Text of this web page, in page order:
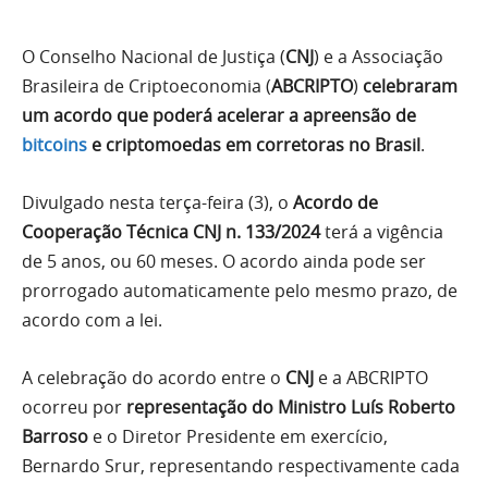
O Conselho Nacional de Justiça (CNJ) e a Associação
Brasileira de Criptoeconomia (ABCRIPTO) celebraram
um acordo que poderá acelerar a apreensão de
bitcoins e criptomoedas em corretoras no Brasil.
Divulgado nesta terça-feira (3), o Acordo de
Cooperação Técnica CNJ n. 133/2024terá a vigência
de 5 anos, ou 60 meses. O acordo ainda pode ser
prorrogado automaticamente pelo mesmo prazo, de
acordo com a lei.
A celebração do acordo entre o CNJ e a ABCRIPTO
ocorreu por representação do Ministro Luís Roberto
Barroso e o Diretor Presidente em exercício,
Bernardo Srur, representando respectivamente cada